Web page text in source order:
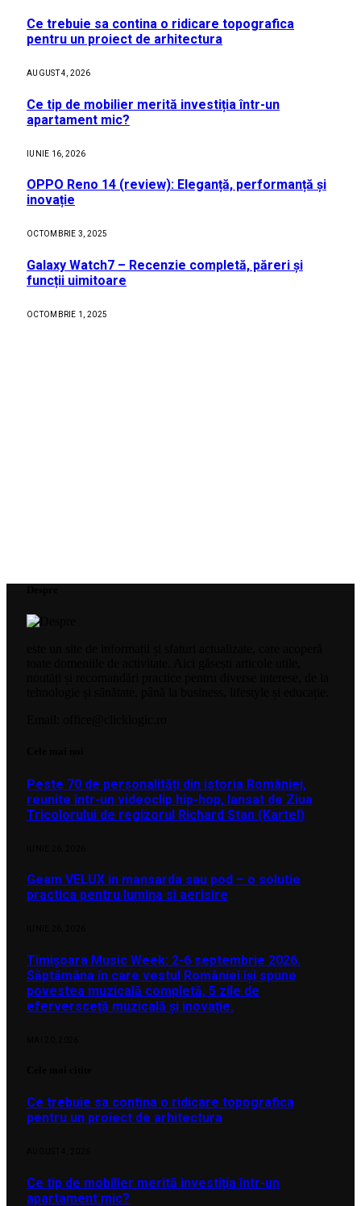
Ce trebuie sa contina o ridicare topografica
pentru un proiect de arhitectura
AUGUST 4, 2026
Ce tip de mobilier merită investiția într-un
apartament mic?
IUNIE 16, 2026
OPPO Reno 14 (review): Eleganță, performanță și
inovație
OCTOMBRIE 3, 2025
Galaxy Watch7 – Recenzie completă, păreri și
funcții uimitoare
OCTOMBRIE 1, 2025
Peste 70 de personalități din istoria României,
reunite într-un videoclip hip-hop, lansat de Ziua
Tricolorului de regizorul Richard Stan (Kartel)
Geam VELUX in mansarda sau pod – o solutie
practica pentru lumina si aerisire
Timișoara Music Week: 2-6 septembrie 2026.
Săptămâna în care vestul României își spune
povestea muzicală completă, 5 zile de
eferversceță muzicală și inovație.
Ce trebuie sa contina o ridicare topografica
pentru un proiect de arhitectura
Ce tip de mobilier merită investiția într-un
apartament mic?